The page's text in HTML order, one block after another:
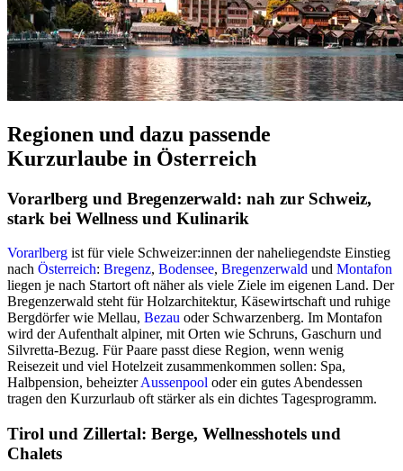
Regionen und dazu passende
Kurzurlaube in Österreich
Vorarlberg und Bregenzerwald: nah zur Schweiz,
stark bei Wellness und Kulinarik
Vorarlberg ist für viele Schweizer:innen der naheliegendste Einstieg
nach Österreich: Bregenz, Bodensee, Bregenzerwald und Montafon
liegen je nach Startort oft näher als viele Ziele im eigenen Land. Der
Bregenzerwald steht für Holzarchitektur, Käsewirtschaft und ruhige
Bergdörfer wie Mellau, Bezau oder Schwarzenberg. Im Montafon
wird der Aufenthalt alpiner, mit Orten wie Schruns, Gaschurn und
Silvretta-Bezug. Für Paare passt diese Region, wenn wenig
Reisezeit und viel Hotelzeit zusammenkommen sollen: Spa,
Halbpension, beheizterAussenpool oder ein gutes Abendessen
tragen den Kurzurlaub oft stärker als ein dichtes Tagesprogramm.
Tirol und Zillertal: Berge, Wellnesshotels und
Chalets